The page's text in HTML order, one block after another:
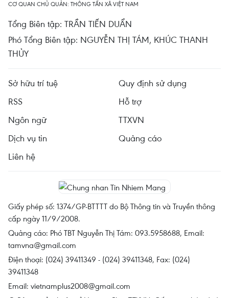
CƠ QUAN CHỦ QUẢN: THÔNG TẤN XÃ VIỆT NAM
Tổng Biên tập: TRẦN TIẾN DUẨN
Phó Tổng Biên tập: NGUYỄN THỊ TÁM, KHÚC THANH
THỦY
Sở hữu trí tuệ
Quy định sử dụng
RSS
Hỗ trợ
Ngôn ngữ
TTXVN
Dịch vụ tin
Quảng cáo
Liên hệ
Giấy phép số: 1374/GP-BTTTT do Bộ Thông tin và Truyền thông
cấp ngày 11/9/2008.
Quảng cáo: Phó TBT Nguyễn Thị Tám: 093.5958688, Email:
tamvna@gmail.com
Điện thoại: (024) 39411349 - (024) 39411348, Fax: (024)
39411348
Email: vietnamplus2008@gmail.com